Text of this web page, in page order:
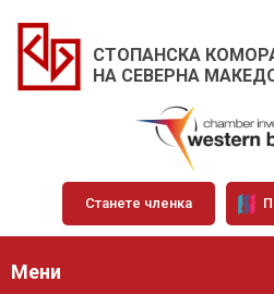
СТОПАНСКА
НА СЕВЕРНА
Станете членка
Мени